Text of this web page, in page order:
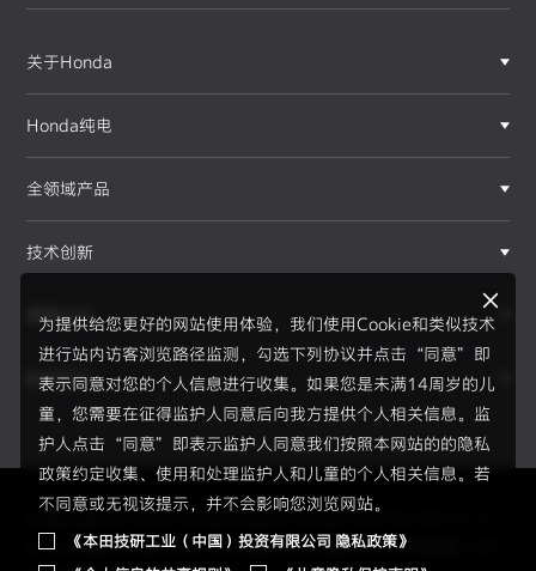
为提供给您更好的网站使用体验，我们使用Cookie和类似技术
进行站内访客浏览路径监测，勾选下列协议并点击“同意”即
表示同意对您的个人信息进行收集。如果您是未满14周岁的儿
童，您需要在征得监护人同意后向我方提供个人相关信息。监
护人点击“同意”即表示监护人同意我们按照本网站的的隐私
政策约定收集、使用和处理监护人和儿童的个人相关信息。若
不同意或无视该提示，并不会影响您浏览网站。
《本田技研工业（中国）投资有限公司 隐私政策》
关于Honda
Honda纯电
全领域产品
技术创新
赛事运动
新闻资讯
Copyright © 2026 Honda Motor(China) Investment Co., Lt
d. All Right Reserved.京ICP备05023886号 京公网安备1101
F1®赛事